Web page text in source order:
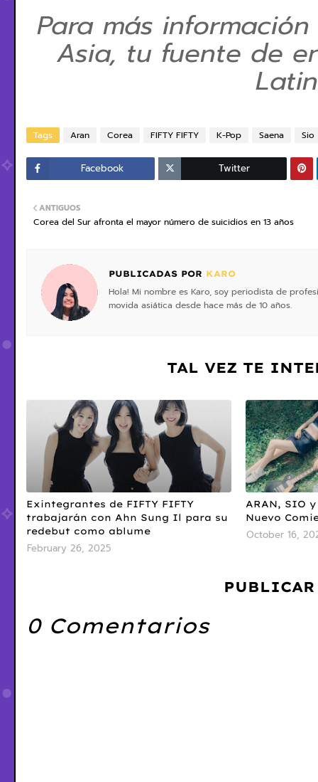
Para más
Asia, tu fuente de
Tags Aran Corea FIFTY FIFTY K-Pop Saena Sio
Facebook Twitter
ANTIGUOS
Corea del Sur afronta el mayor número de suicidios en 13 años
PUBLICADAS POR KARO
Hola! Mi nombre es Karo, soy periodista de
movida asiática desde hace más de 10 años.
TAL VEZ TE
Exintegrantes de FIFTY FIFTY
trabajarán con Ahn Sung Il para su
redebut como ablume
February 26, 2025
ARAN, SIO
Nuevo
October 16,
0 Comentarios